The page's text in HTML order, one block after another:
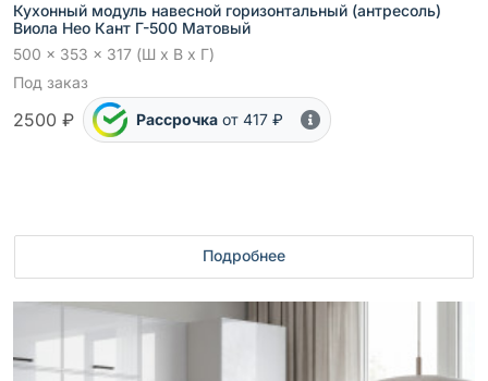
Кухонный модуль навесной горизонтальный (антресоль)
Виола Нео Кант Г-500 Матовый
500 x 353 x 317 (Ш x В x Г)
Под заказ
2500 ₽ Рассрочка от 417 ₽
Подробнее